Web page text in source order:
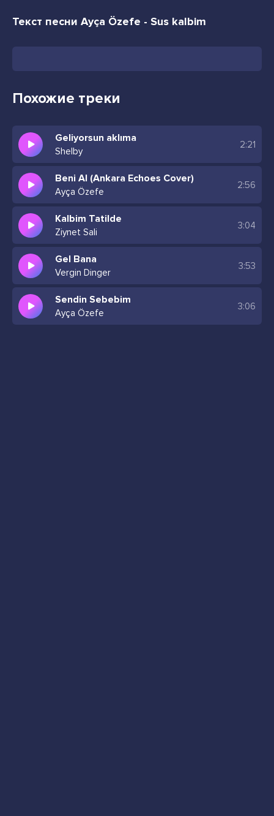
Текст песни Ayça Özefe - Sus kalbim
Похожие треки
Geliyorsun aklıma
Shelby
2:21
Beni Al (Ankara Echoes Cover)
Ayça Özefe
2:56
Kalbim Tatilde
Ziynet Sali
3:04
Gel Bana
Vergin Dinger
3:53
Sendin Sebebim
Ayça Özefe
3:06